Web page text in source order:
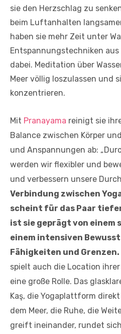
sie den Herzschlag zu
beim Luftanhalten
haben sie mehr Zeit unter
Entspannungstechniken aus
dabei. Meditation über
Meer völlig loszulassen und
konzentrieren.
Mit Pranayama reinigt sie
Balance zwischen Körper
und Anspannungen ab:
werden wir flexibler und
und verbessern unsere
Verbindung zwischen
scheint für das Paar
ist sie geprägt von einem
einem intensiven
Fähigkeiten und Grenzen.
spielt auch die Location
eine große Rolle. Das
Kaş, die Yogaplattform
dem Meer, die Ruhe, die
greift ineinander, rundet